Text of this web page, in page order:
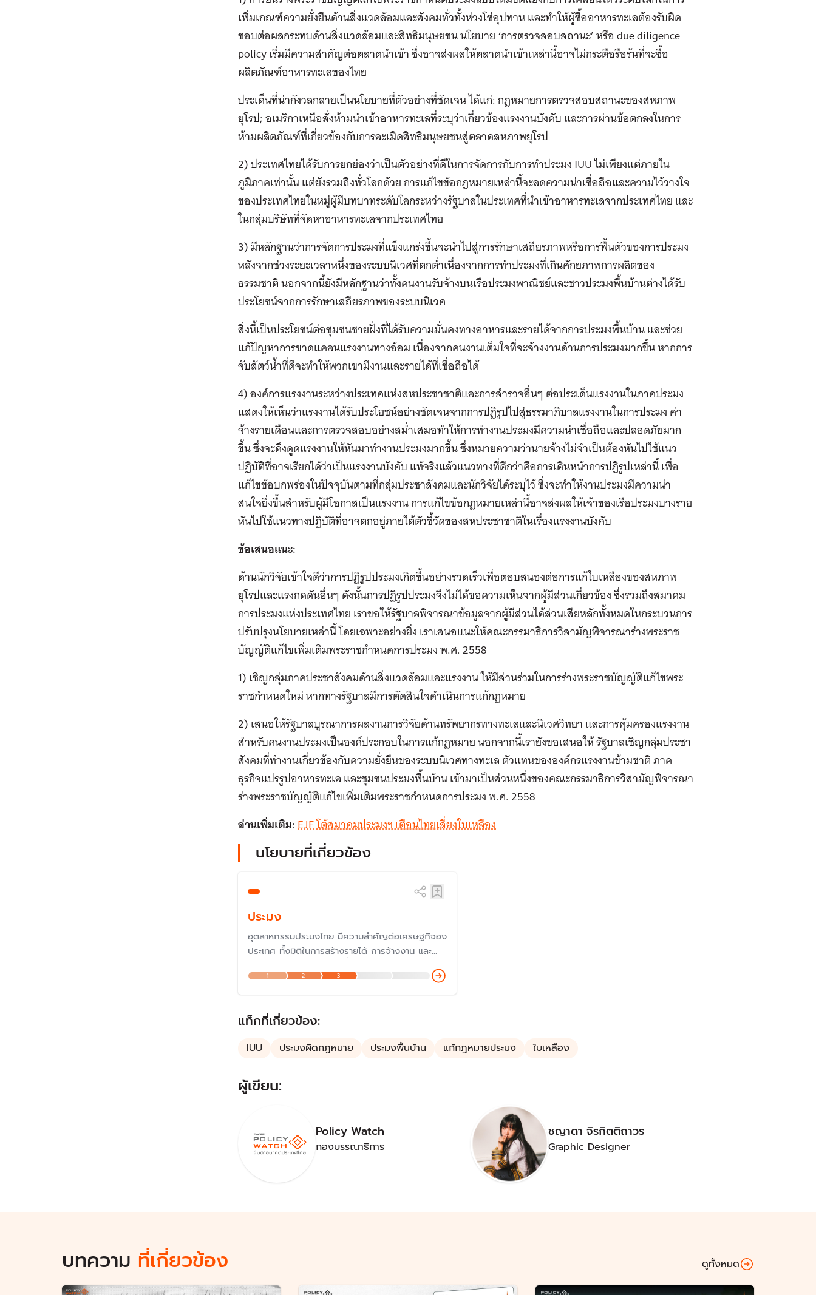
เพิ่มเกณฑ์ความยั่งยืนด้านสิ่งแวดล้อมและสังคมทั่วทั้งห่วงโซ่อุปทาน และทำให้ผู้ซื้ออาหารทะเลต้องรับผิด
ชอบต่อผลกระทบด้านสิ่งแวดล้อมและสิทธิมนุษยชน นโยบาย ‘การตรวจสอบสถานะ’ หรือ due diligence
policy เริ่มมีความสำคัญต่อตลาดนำเข้า ซึ่งอาจส่งผลให้ตลาดนำเข้าเหล่านี้อาจไม่กระตือรือร้นที่จะซื้อ
ผลิตภัณฑ์อาหารทะเลของไทย
ประเด็นที่น่ากังวลกลายเป็นนโยบายที่ตัวอย่างที่ชัดเจน ได้แก่: กฎหมายการตรวจสอบสถานะของสหภาพ
ยุโรป; อเมริกาเหนือสั่งห้ามนำเข้าอาหารทะเลที่ระบุว่าเกี่ยวข้องแรงงานบังคับ และการผ่านข้อตกลงในการ
ห้ามผลิตภัณฑ์ที่เกี่ยวข้องกับการละเมิดสิทธิมนุษยชนสู่ตลาดสหภาพยุโรป
2) ประเทศไทยได้รับการยกย่องว่าเป็นตัวอย่างที่ดีในการจัดการกับการทำประมง IUU ไม่เพียงแต่ภายใน
ภูมิภาคเท่านั้น แต่ยังรวมถึงทั่วโลกด้วย การแก้ไขข้อกฎหมายเหล่านี้จะลดความน่าเชื่อถือและความไว้วางใจ
ของประเทศไทยในหมู่ผู้มีบทบาทระดับโลกระหว่างรัฐบาลในประเทศที่นำเข้าอาหารทะเลจากประเทศไทย และ
ในกลุ่มบริษัทที่จัดหาอาหารทะเลจากประเทศไทย
3) มีหลักฐานว่าการจัดการประมงที่แข็งแกร่งขึ้นจะนำไปสู่การรักษาเสถียรภาพหรือการฟื้นตัวของการประมง
หลังจากช่วงระยะเวลาหนึ่งของระบบนิเวศที่ตกต่ำเนื่องจากการทำประมงที่เกินศักยภาพการผลิตของ
ธรรมชาติ นอกจากนี้ยังมีหลักฐานว่าทั้งคนงานรับจ้างบนเรือประมงพาณิชย์และชาวประมงพื้นบ้านต่างได้รับ
ประโยชน์จากการรักษาเสถียรภาพของระบบนิเวศ
สิ่งนี้เป็นประโยชน์ต่อชุมชนชายฝั่งที่ได้รับความมั่นคงทางอาหารและรายได้จากการประมงพื้นบ้าน และช่วย
แก้ปัญหาการขาดแคลนแรงงานทางอ้อม เนื่องจากคนงานเต็มใจที่จะจ้างงานด้านการประมงมากขึ้น หากการ
จับสัตว์น้ำที่ดีจะทำให้พวกเขามีงานและรายได้ที่เชื่อถือได้
4) องค์การแรงงานระหว่างประเทศแห่งสหประชาชาติและการสำรวจอื่นๆ ต่อประเด็นแรงงานในภาคประมง
แสดงให้เห็นว่าแรงงานได้รับประโยชน์อย่างชัดเจนจากการปฏิรูปไปสู่ธรรมาภิบาลแรงงานในการประมง ค่า
จ้างรายเดือนและการตรวจสอบอย่างสม่ำเสมอทำให้การทำงานประมงมีความน่าเชื่อถือและปลอดภัยมาก
ขึ้น ซึ่งจะดึงดูดแรงงานให้หันมาทำงานประมงมากขึ้น ซึ่งหมายความว่านายจ้างไม่จำเป็นต้องหันไปใช้แนว
ปฏิบัติที่อาจเรียกได้ว่าเป็นแรงงานบังคับ แท้จริงแล้วแนวทางที่ดีกว่าคือการเดินหน้าการปฏิรูปเหล่านี้ เพื่อ
แก้ไขข้อบกพร่องในปัจจุบันตามที่กลุ่มประชาสังคมและนักวิจัยได้ระบุไว้ ซึ่งจะทำให้งานประมงมีความน่า
สนใจยิ่งขึ้นสำหรับผู้มีโอกาสเป็นแรงงาน การแก้ไขข้อกฎหมายเหล่านี้อาจส่งผลให้เจ้าของเรือประมงบางราย
หันไปใช้แนวทางปฏิบัติที่อาจตกอยู่ภายใต้ตัวชี้วัดของสหประชาชาติในเรื่องแรงงานบังคับ
ข้อเสนอแนะ:
ด้านนักวิจัยเข้าใจดีว่าการปฏิรูปประมงเกิดขึ้นอย่างรวดเร็วเพื่อตอบสนองต่อการแก้ใบเหลืองของสหภาพ
ยุโรปและแรงกดดันอื่นๆ ดังนั้นการปฏิรูปประมงจึงไม่ได้ขอความเห็นจากผู้มีส่วนเกี่ยวข้อง ซึ่งรวมถึงสมาคม
การประมงแห่งประเทศไทย เราขอให้รัฐบาลพิจารณาข้อมูลจากผู้มีส่วนได้ส่วนเสียหลักทั้งหมดในกระบวนการ
ปรับปรุงนโยบายเหล่านี้ โดยเฉพาะอย่างยิ่ง เราเสนอแนะให้คณะกรรมาธิการวิสามัญพิจารณาร่างพระราช
บัญญัติแก้ไขเพิ่มเติมพระราชกำหนดการประมง พ.ศ. 2558
1) เชิญกลุ่มภาคประชาสังคมด้านสิ่งแวดล้อมและแรงงาน ให้มีส่วนร่วมในการร่างพระราชบัญญัติแก้ไขพระ
ราชกำหนดใหม่ หากทางรัฐบาลมีการตัดสินใจดำเนินการแก้กฏหมาย
2) เสนอให้รัฐบาลบูรณาการผลงานการวิจัยด้านทรัพยากรทางทะเลและนิเวศวิทยา และการคุ้มครองแรงงาน
สำหรับคนงานประมงเป็นองค์ประกอบในการแก้กฏหมาย นอกจากนี้เรายังขอเสนอให้ รัฐบาลเชิญกลุ่มประชา
สังคมที่ทำงานเกี่ยวข้องกับความยั่งยืนของระบบนิเวศทางทะเล ตัวแทนขององค์กรแรงงานข้ามชาติ ภาค
ธุรกิจแปรรูปอาหารทะเล และชุมชนประมงพื้นบ้าน เข้ามาเป็นส่วนหนึ่งของคณะกรรมาธิการวิสามัญพิจารณา
ร่างพระราชบัญญัติแก้ไขเพิ่มเติมพระราชกำหนดการประมง พ.ศ. 2558
อ่านเพิ่มเติม:EJF โต้สมาคมประมงฯ เตือนไทยเสี่ยงใบเหลือง
นโยบายที่เกี่ยวข้อง
ประมง
อุตสาหกรรมประมงไทย มีความสำคัญต่อเศรษฐกิจอง
ประเทศ ทั้งมิติในการสร้างรายได้ การจ้างงาน และ
ท้าทายในการรักษาความสมดุลย์ จนมีปัญหาการทำ
ประมงผิดกฎหมาย ขาดการรายงาน และขาดการ
1 2 3
แท็กที่เกี่ยวข้อง:
IUU ประมงผิดกฎหมาย ประมงพื้นบ้าน แก้กฎหมายประมง ใบเหลือง
ผู้เขียน:
Policy Watch
กองบรรณาธิการ
ชญาดา จิรกิตติถาวร
Graphic Designer
บทความ ที่เกี่ยวข้อง ดูทั้งหมด